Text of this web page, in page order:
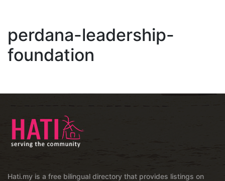
perdana-leadership-
foundation
Hati.my is a free bilingual directory that provides listings on